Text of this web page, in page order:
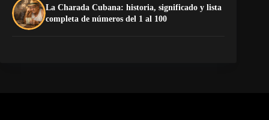
La Charada Cubana: historia, significado y lista
completa de números del 1 al 100